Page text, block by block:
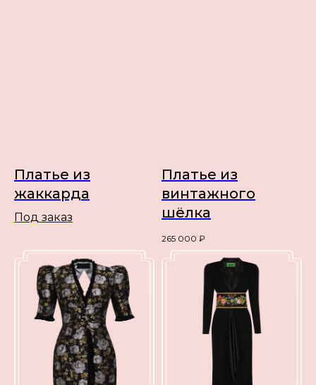
Платье из
жаккарда
Под заказ
Платье из
винтажного
шёлка
265 000 ₽